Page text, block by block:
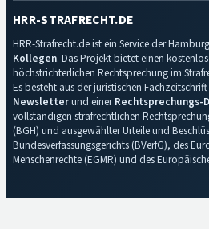
HRR-STRAFRECHT.DE
HRR-Strafrecht.de ist ein Service der
Kollegen. Das Projekt bietet einen
höchstrichterlichen Rechtsprechung im
Es besteht aus der juristischen Fachzeitschrift
Newsletterund einerRechtsprechungs-
vollständigen strafrechtlichen
(BGH) und ausgewählter Urteile und
Bundesverfassungsgerichts (BVerfG), des
Menschenrechte (EGMR) und des